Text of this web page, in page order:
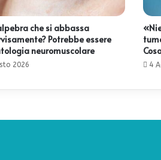
che si abbassa
Potrebbe essere
neuromuscolare
2026 4